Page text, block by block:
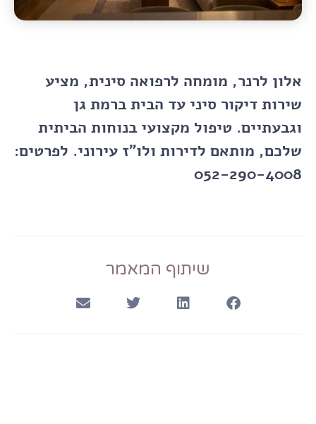
אלון לרנר, מומחה לרפואה סינית, מציע
שירות דיקור סיני עד הבית ברמת גן
וגבעתיים. טיפול מקצועי בנוחות הביתית
שלכם, מותאם לדירות ולו"ז עירוני. לפרטים:
052-290-4008
שיתוף המאמר